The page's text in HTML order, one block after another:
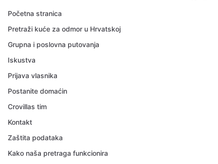
Početna stranica
Pretraži kuće za odmor u Hrvatskoj
Grupna i poslovna putovanja
Iskustva
Prijava vlasnika
Postanite domaćin
Crovillas tim
Kontakt
Zaštita podataka
Kako naša pretraga funkcionira